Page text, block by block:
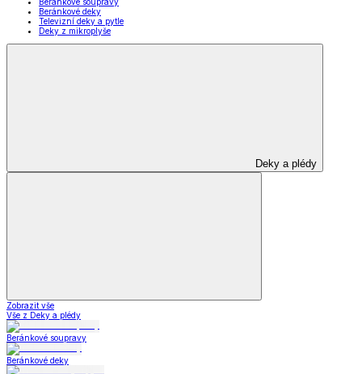
Beránkové deky
Televizní deky a pytle
Deky z mikroplyše
Deky a plédy
Zobrazit vše
Vše z Deky a plédy
Beránkové soupravy
Beránkové deky